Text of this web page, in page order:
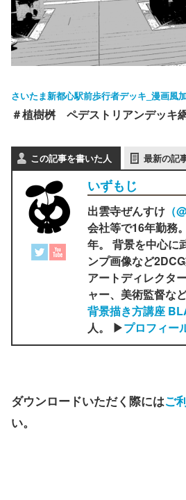
さいたま新都心駅前歩行者デッキ_漫画風
＃植樹桝 ペデストリアンデッキ
この記事を書いた人 最新の記
いずもじ
出雲寺ぜんすけ （‎
会社等で16年勤務
年。 背景を中心に
ンプ画像など
アートディレクタ
ャー、美術監督な
背景描き方講座
人。 ▶プロフィー
ダウンロードいただく際にはご
い。